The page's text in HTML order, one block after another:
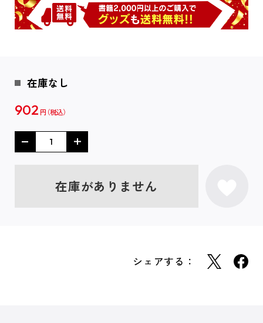
在庫なし
902 円
在庫がありません
シェアする：